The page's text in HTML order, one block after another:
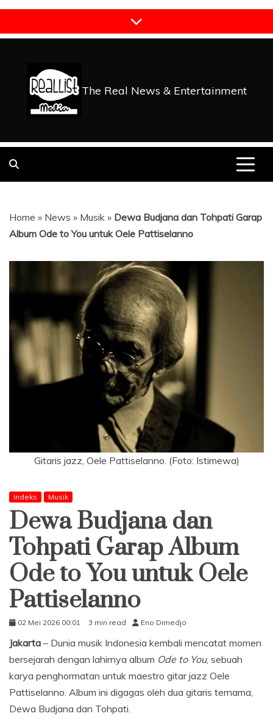
Skip
content
The Real News & Entertainment
Home » News » Musik » Dewa Budjana dan Tohpati Garap
Album Ode to You untuk Oele Pattiselanno
Gitaris jazz, Oele Pattiselanno. (Foto: Istimewa)
Indeks Musik
Dewa Budjana dan
Tohpati Garap Album
Ode to You untuk Oele
Pattiselanno
02 Mei 2026 00:01 3 min read Eno Dimedjo
Jakarta – Dunia musik Indonesia kembali mencatat momen
bersejarah dengan lahirnya album Ode to You, sebuah
karya penghormatan untuk maestro gitar jazz Oele
Pattiselanno. Album ini digagas oleh dua gitaris ternama,
Dewa Budjana dan Tohpati.